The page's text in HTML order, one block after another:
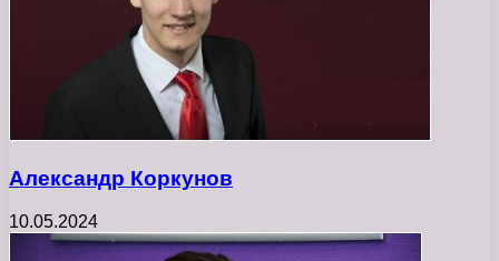
Александр Коркунов
10.05.2024